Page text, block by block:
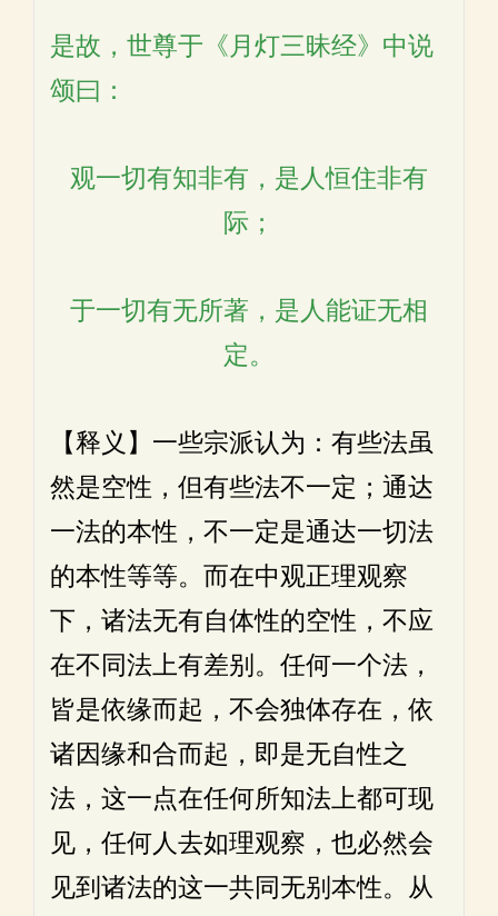
是故，世尊于《月灯三昧经》中说
颂曰：
观一切有知非有，是人恒住非有
际；
于一切有无所著，是人能证无相
定。
【释义】一些宗派认为：有些法虽
然是空性，但有些法不一定；通达
一法的本性，不一定是通达一切法
的本性等等。而在中观正理观察
下，诸法无有自体性的空性，不应
在不同法上有差别。任何一个法，
皆是依缘而起，不会独体存在，依
诸因缘和合而起，即是无自性之
法，这一点在任何所知法上都可现
见，任何人去如理观察，也必然会
见到诸法的这一共同无别本性。从